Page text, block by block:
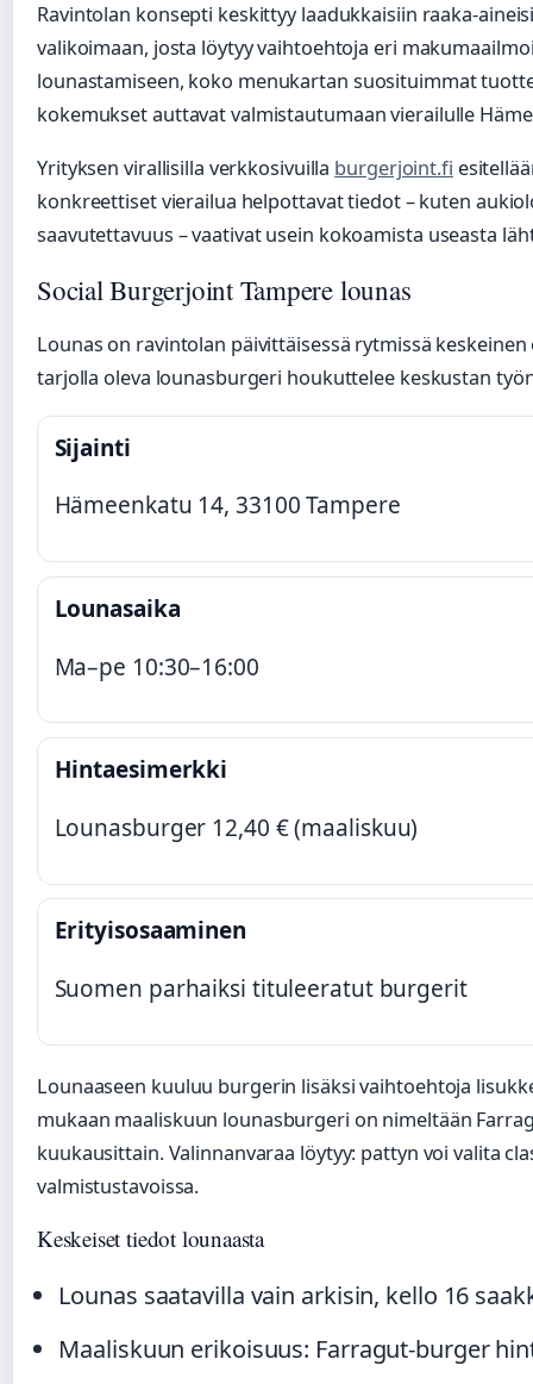
Ravintolan konsepti keskittyy laadukkaisiin raaka-
valikoimaan, josta löytyy vaihtoehtoja eri
lounastamiseen, koko menukartan suosituimmat
kokemukset auttavat valmistautumaan vierailulle
Yrityksen virallisilla verkkosivuilla burgerjoint.fi
konkreettiset vierailua helpottavat tiedot – kuten
saavutettavuus – vaativat usein kokoamista useasta
Social Burgerjoint Tampere lounas
Lounas on ravintolan päivittäisessä rytmissä keskeinen
tarjolla oleva lounasburgeri houkuttelee keskustan
Sijainti
Hämeenkatu 14, 33100 Tampere
Lounasaika
Ma–pe 10:30–16:00
Hintaesimerkki
Lounasburger 12,40 € (maaliskuu)
Erityisosaaminen
Suomen parhaiksi tituleeratut burgerit
Lounaaseen kuuluu burgerin lisäksi vaihtoehtoja
mukaan maaliskuun lounasburgeri on nimeltään
kuukausittain. Valinnanvaraa löytyy: pattyn voi valita
valmistustavoissa.
Keskeiset tiedot lounaasta
Lounas saatavilla vain arkisin, kello 16
Maaliskuun erikoisuus: Farragut-burger